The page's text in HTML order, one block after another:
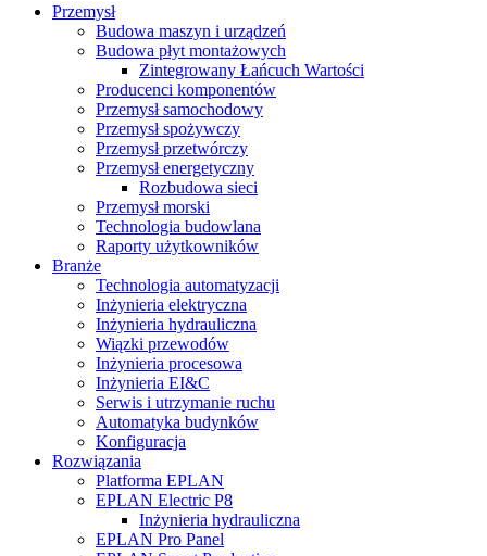
Przemysł
Budowa maszyn i urządzeń
Budowa płyt montażowych
Zintegrowany Łańcuch Wartości
Producenci komponentów
Przemysł samochodowy
Przemysł spożywczy
Przemysł przetwórczy
Przemysł energetyczny
Rozbudowa sieci
Przemysł morski
Technologia budowlana
Raporty użytkowników
Branże
Technologia automatyzacji
Inżynieria elektryczna
Inżynieria hydrauliczna
Wiązki przewodów
Inżynieria procesowa
Inżynieria EI&C
Serwis i utrzymanie ruchu
Automatyka budynków
Konfiguracja
Rozwiązania
Platforma EPLAN
EPLAN Electric P8
Inżynieria hydrauliczna
EPLAN Pro Panel